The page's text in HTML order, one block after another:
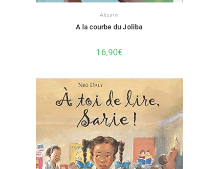
Albums
A la courbe du Joliba
16,90€